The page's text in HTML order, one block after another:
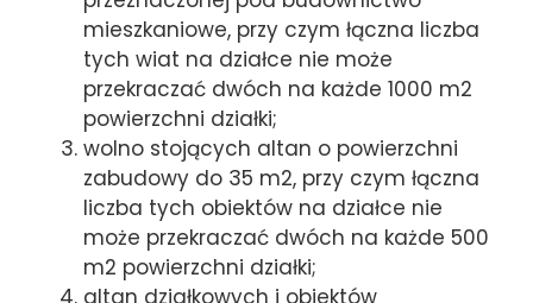
mieszkaniowe, przy czym łączna liczba
tych wiat na działce nie może
przekraczać dwóch na każde 1000 m2
powierzchni działki;
wolno stojących altan o powierzchni
zabudowy do 35 m2, przy czym łączna
liczba tych obiektów na działce nie
może przekraczać dwóch na każde 500
m2 powierzchni działki;
altan działkowych i obiektów